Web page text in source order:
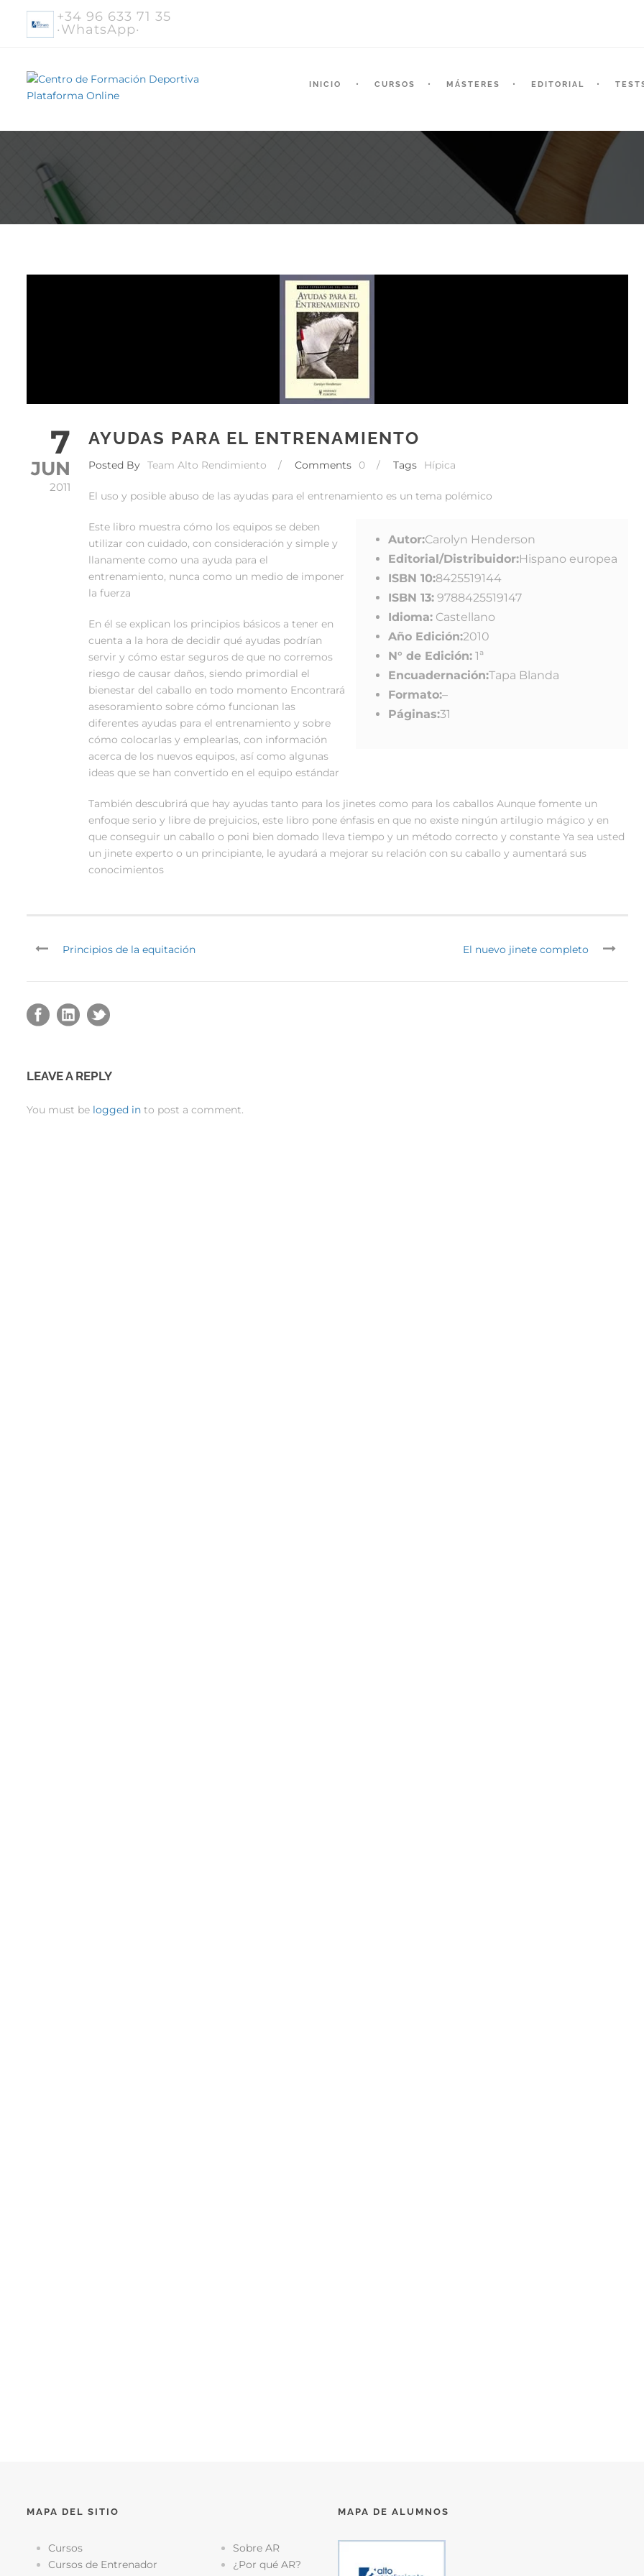
+34 96 633 71 35
·WhatsApp·
INICIO CURSOS MÁSTERES EDITORIAL
7
JUN
2011
AYUDAS PARA EL ENTRENAMIENTO
Posted By Team Alto Rendimiento / Comments 0 / Tags Hípica
El uso y posible abuso de las ayudas para el entrenamiento es un tema polémico
Autor:Carolyn Henderson
Editorial/Distribuidor:Hispano europea
ISBN 10:8425519144
ISBN 13:9788425519147
Idioma:Castellano
Año Edición:2010
N° de Edición:1ª
Encuadernación:Tapa Blanda
Formato:–
Páginas:31
Este libro muestra cómo los equipos se deben
utilizar con cuidado, con consideración y simple y
llanamente como una ayuda para el
entrenamiento, nunca como un medio de imponer
la fuerza
En él se explican los principios básicos a tener en
cuenta a la hora de decidir qué ayudas podrían
servir y cómo estar seguros de que no corremos
riesgo de causar daños, siendo primordial el
bienestar del caballo en todo momento Encontrará
asesoramiento sobre cómo funcionan las
diferentes ayudas para el entrenamiento y sobre
cómo colocarlas y emplearlas, con información
acerca de los nuevos equipos, así como algunas
ideas que se han convertido en el equipo estándar
También descubrirá que hay ayudas tanto para los jinetes como para los caballos Aunque fomente un
enfoque serio y libre de prejuicios, este libro pone énfasis en que no existe ningún artilugio mágico y en
que conseguir un caballo o poni bien domado lleva tiempo y un método correcto y constante Ya sea usted
un jinete experto o un principiante, le ayudará a mejorar su relación con su caballo y aumentará sus
conocimientos
Principios de la equitación El nuevo jinete completo
LEAVE A REPLY
You must be logged in to post a comment.
MAPA DEL SITIO
Cursos
Cursos de Entrenador
Sobre AR
¿Por qué AR?
MAPA DE ALUMNOS